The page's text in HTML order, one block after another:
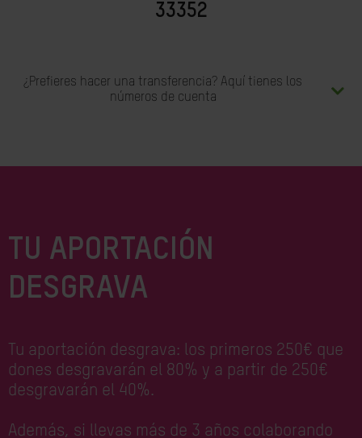
33352
¿Prefieres hacer una transferencia? Aquí tienes los
números de cuenta
TU APORTACIÓN
DESGRAVA
Tu aportación desgrava: los primeros 250€ que
dones desgravarán el 80% y a partir de 250€
desgravarán el 40%.
Además, si llevas más de 3 años colaborando